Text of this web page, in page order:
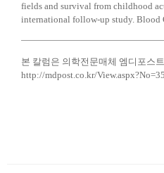
fields and survival from childhood
international follow-up study. Blood
본 칼럼은 의학전문매체 엠디포스
http://mdpost.co.kr/